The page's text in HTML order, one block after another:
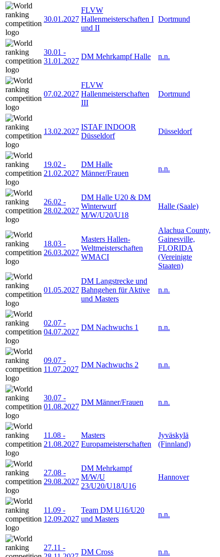
30.01.2027
FLVW
Hallenmeisterschaften I
und II
Dortmund
30.01 -
31.01.2027
DM Mehrkampf Halle n.n.
07.02.2027
FLVW
Hallenmeisterschaften
III
Dortmund
13.02.2027
ISTAF INDOOR
Düsseldorf
Düsseldorf
19.02 -
21.02.2027
DM Halle
Männer/Frauen
n.n.
26.02 -
28.02.2027
DM Halle U20 & DM
Winterwurf
M/W/U20/U18
Halle (Saale)
18.03 -
26.03.2027
Masters Hallen-
Weltmeisterschaften
WMACI
Alachua County,
Gainesville,
FLORIDA
(Vereinigte
Staaten)
01.05.2027
DM Langstrecke und
Bahngehen für Aktive
und Masters
n.n.
02.07 -
04.07.2027
DM Nachwuchs 1 n.n.
09.07 -
11.07.2027
DM Nachwuchs 2 n.n.
30.07 -
01.08.2027
DM Männer/Frauen n.n.
11.08 -
21.08.2027
Masters
Europameisterschaften
Jyväskylä
(Finnland)
27.08 -
29.08.2027
DM Mehrkampf
M/W/U
23/U20/U18/U16
Hannover
11.09 -
12.09.2027
Team DM U16/U20
und Masters
n.n.
27.11 -
DM Cross n.n.